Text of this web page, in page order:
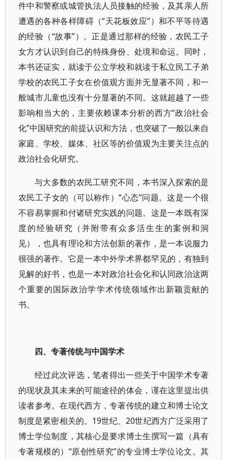
件中和警察或城管执法人员接触的经验，及其亲人所
遭遇的各种各样障碍（“天花板效应”）和不平等待遇
的经验（“故事”）。正是通过那样的经验，农民工子
女方才认识到自己的特殊身份、处境和命运。同时，
本书还证实，就读于公立学校和就读于私立民工子弟
学校的农民工子女在价值观方面并无显著不同，和一
般城市儿童也没有十分显著的不同。这就超越了一些
影响相当大的，主要依赖课本分析的西方“政治社会
化”中国研究的前提认识和方法，也突破了一般以来自
家庭、学校、媒体、社区等的价值观为主要关注点的
政治社会化研究。
与大多数的农民工研究不同，本书深入探索的是
农民工子女的（可以称作）“心态”问题。这是一个很
不容易掌握和付诸研究实践的问题。这是一本既有深
度的经验研究（并附带有众多活生生的案例和洞
见），也具有理论和方法创新的著作，是一本说服力
很强的著作。它是一本中外学术界都罕见的，有独到
见解的好书，也是一本对政治社会化和认同政治这两
个重要的国际政治学学术传统领域作出新颖贡献的
书。
四、专著传统与中国学术
经过此次评选，笔者得出一些关于中国学术专著
的现状及其未来的可能途径的体会，谨在这里提出供
读者参考。在现代西方，专著传统的建立和博士论文
制度是紧密相关的。19世纪、20世纪西方广泛采用了
博士学位制度，其核心是要求博士生撰写一篇（具有
专著规模的）“原创性研究”的专业博士学位论文。其